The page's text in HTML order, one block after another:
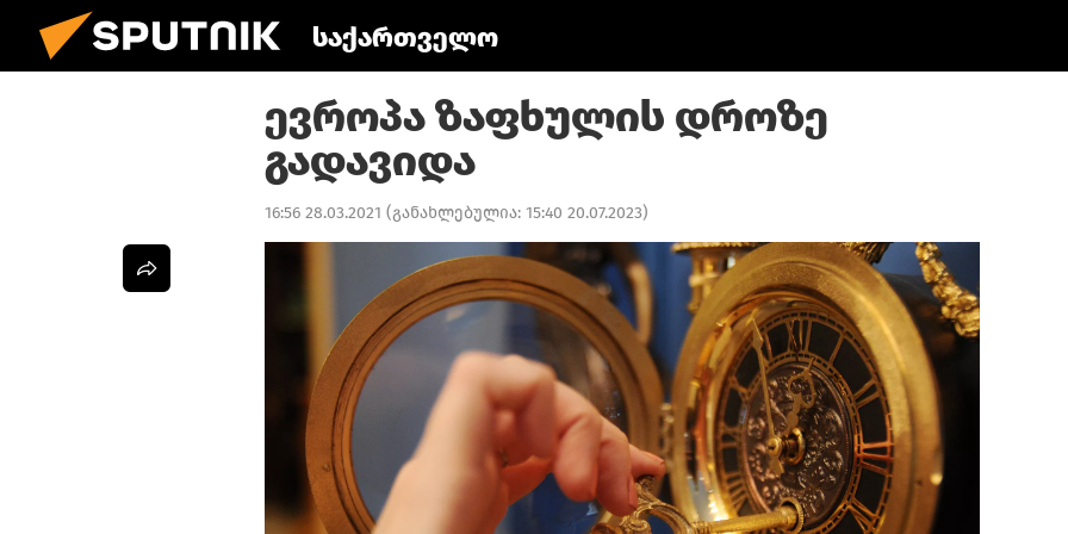
საქართველო
ევროპა ზაფხულის დროზე
გადავიდა
16:56 28.03.2021 (განახლებულია: 15:40 20.07.2023)